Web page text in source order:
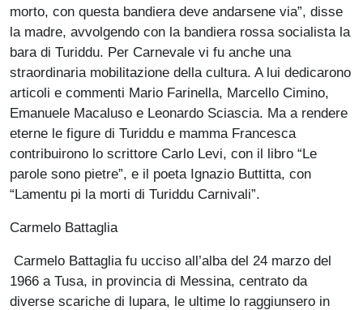
morto, con questa bandiera deve andarsene via”, disse
la madre, avvolgendo con la bandiera rossa socialista la
bara di Turiddu. Per Carnevale vi fu anche una
straordinaria mobilitazione della cultura. A lui dedicarono
articoli e commenti Mario Farinella, Marcello Cimino,
Emanuele Macaluso e Leonardo Sciascia. Ma a rendere
eterne le figure di Turiddu e mamma Francesca
contribuirono lo scrittore Carlo Levi, con il libro “Le
parole sono pietre”, e il poeta Ignazio Buttitta, con
“Lamentu pi la morti di Turiddu Carnivali”.
Carmelo Battaglia
Carmelo Battaglia fu ucciso all’alba del 24 marzo del
1966 a Tusa, in provincia di Messina, centrato da
diverse scariche di lupara, le ultime lo raggiunsero in